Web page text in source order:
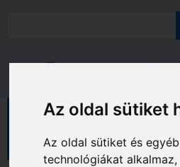
Az oldal sütiket
Az oldal sütiket és
technológiákat
HÁZ KERT HOBBY
Zárrozetták